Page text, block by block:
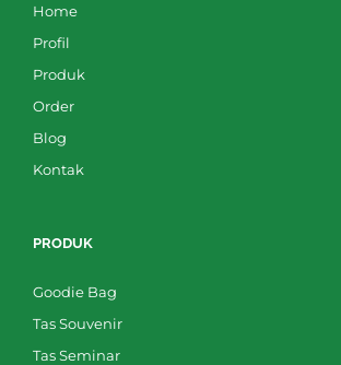
Home
Profil
Produk
Order
Blog
Kontak
PRODUK
Goodie Bag
Tas Souvenir
Tas Seminar